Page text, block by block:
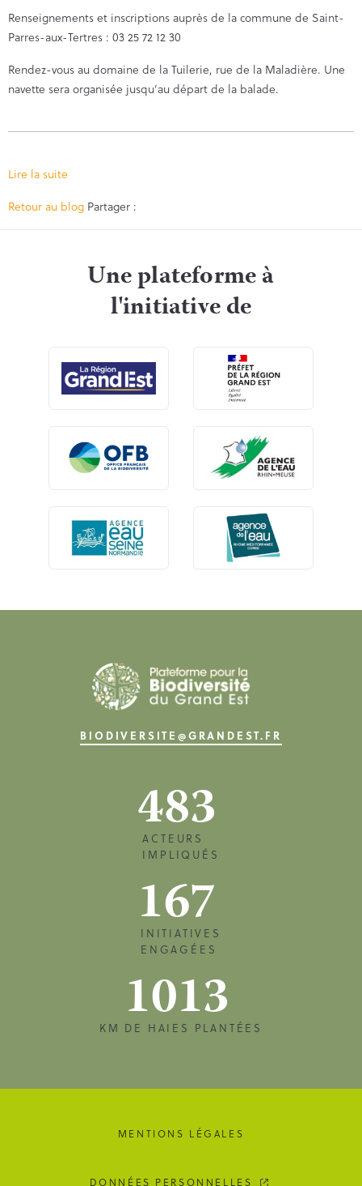
Renseignements et inscriptions auprès de la commune de Saint-
Parres-aux-Tertres : 03 25 72 12 30
Rendez-vous au domaine de la Tuilerie, rue de la Maladière. Une
navette sera organisée jusqu’au départ de la balade.
Lire la suite
Retour au blog Partager :
Une plateforme à
l'initiative de
BIODIVERSITE@GRANDEST.FR
483
ACTEURS
IMPLIQUÉS
167
INITIATIVES
ENGAGÉES
1013
KM DE HAIES PLANTÉES
MENTIONS LÉGALES
DONNÉES PERSONNELLES